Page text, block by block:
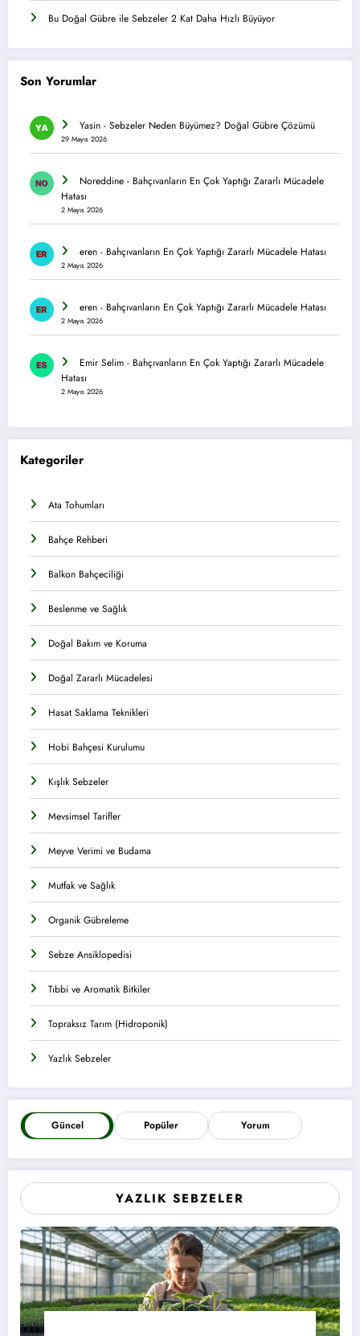
Bu Doğal Gübre ile Sebzeler 2 Kat Daha Hızlı Büyüyor
Son Yorumlar
Yasin - Sebzeler Neden Büyümez? Doğal Gübre Çözümü
29 Mayıs 2026
Noreddine - Bahçıvanların En Çok Yaptığı Zararlı Mücadele
Hatası
2 Mayıs 2026
eren - Bahçıvanların En Çok Yaptığı Zararlı Mücadele Hatası
2 Mayıs 2026
eren - Bahçıvanların En Çok Yaptığı Zararlı Mücadele Hatası
2 Mayıs 2026
Emir Selim - Bahçıvanların En Çok Yaptığı Zararlı Mücadele
Hatası
2 Mayıs 2026
Kategoriler
Ata Tohumları
Bahçe Rehberi
Balkon Bahçeciliği
Beslenme ve Sağlık
Doğal Bakım ve Koruma
Doğal Zararlı Mücadelesi
Hasat Saklama Teknikleri
Hobi Bahçesi Kurulumu
Kışlık Sebzeler
Mevsimsel Tarifler
Meyve Verimi ve Budama
Mutfak ve Sağlık
Organik Gübreleme
Sebze Ansiklopedisi
Tıbbi ve Aromatik Bitkiler
Topraksız Tarım (Hidroponik)
Yazlık Sebzeler
Güncel Popüler Yorum
YAZLIK SEBZELER